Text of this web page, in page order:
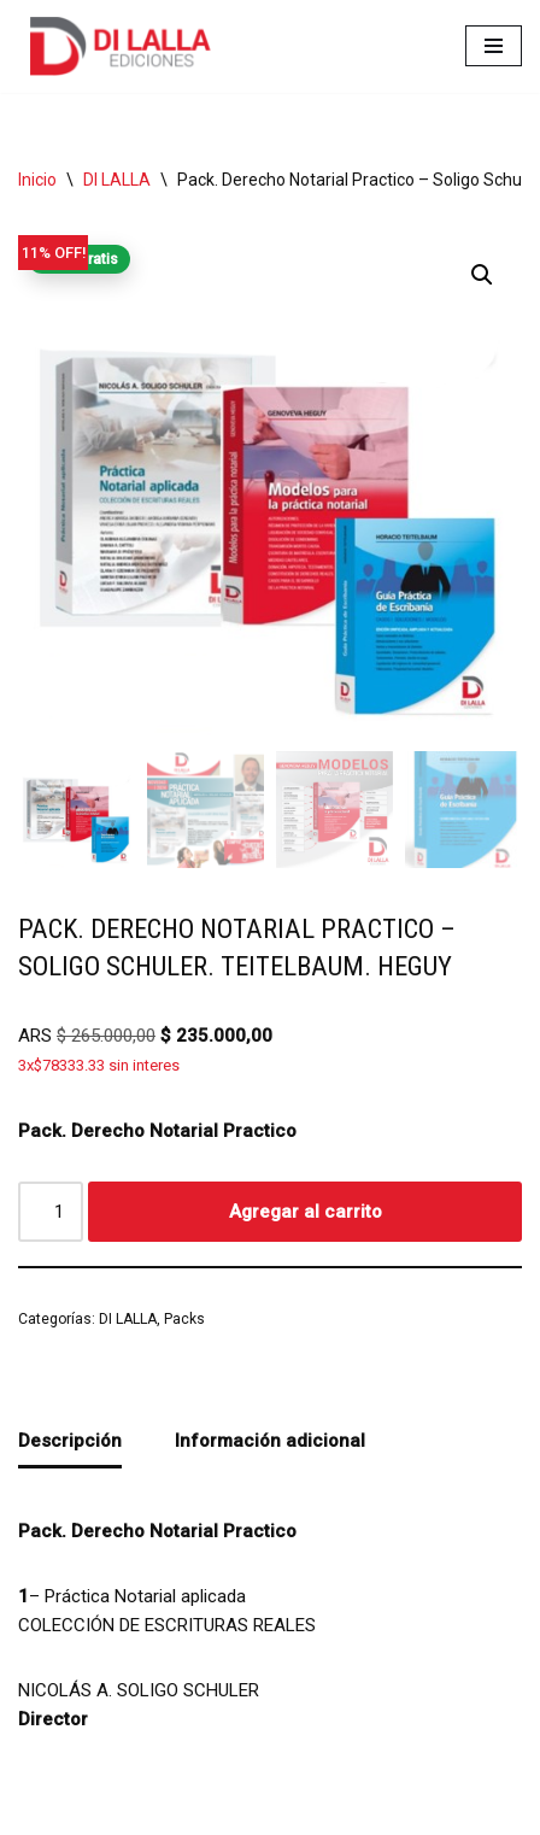
Inicio \ DI LALLA \ Pack. Derecho Notarial Practico – Soligo
11% OFF!
Envío gratis
PACK. DERECHO NOTARIAL PRACTICO –
SOLIGO SCHULER. TEITELBAUM. HEGUY
ARS $265.000,00 $ 235.000,00
3x$78333.33 sin interes
Pack. Derecho Notarial Practico
Agregar al carrito
Categorías: DI LALLA, Packs
Descripción Información adicional
Pack. Derecho Notarial Practico
1– Práctica Notarial aplicada
COLECCIÓN DE ESCRITURAS REALES
NICOLÁS A. SOLIGO SCHULER
Director